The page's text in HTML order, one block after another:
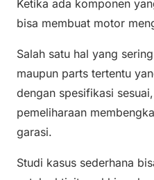
Ketika ada komponen
bisa membuat motor
Salah satu hal yang
maupun parts tertentu
dengan spesifikasi
pemeliharaan
garasi.
Studi kasus sederhana